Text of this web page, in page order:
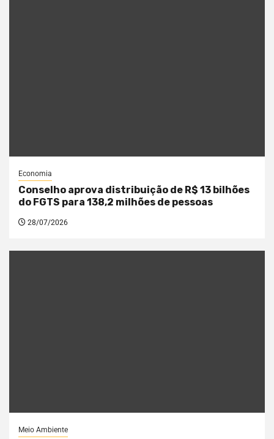
Economia
Conselho aprova distribuição de R$ 13 bilhões
do FGTS para 138,2 milhões de pessoas
28/07/2026
Meio Ambiente